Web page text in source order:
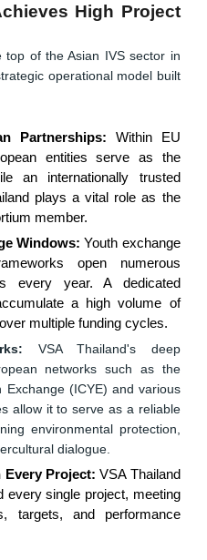
High Project
top of the Asian IVS sector in
operational model built
Partnerships: Within EU
entities serve as the
an internationally trusted
plays a vital role as the
member.
Windows: Youth exchange
open numerous
every year. A dedicated
a high volume of
multiple funding cycles.
VSA Thailand's deep
networks such as the
Exchange (ICYE) and various
allow it to serve as a reliable
environmental protection,
dialogue.
Every Project: VSA Thailand
every single project, meeting
targets, and performance